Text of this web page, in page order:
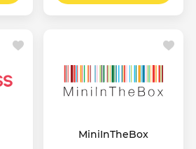
MiniInTheBox